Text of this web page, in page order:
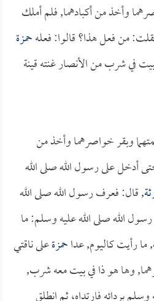
وأخذ من أكبادهما, فلم أملك
من فعل هذا؟ قالوا: فعلهحمزة
في شرب من الأنصار غنته قينة
وبقر خواصرهما وأخذ من
أدخل على رسول الله صلى الله
, قال: فعرف رسول الله صلى الله
الله صلى الله عليه وسلم: ما
رأيت كاليوم, عداحمزةعلى ناقتي
وها هو ذا في بيت معه شرب,